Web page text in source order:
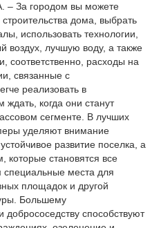
– За городом вы можете
дома, выбрать
использовать технологии,
воздух, лучшую воду, а также
соответственно, расходы на
связанные с
реализовать в
когда они станут
сегменте. В лучших
уделяют внимание
развитие поселка, а
которые становятся все
места для
площадок и другой
Большему
добрососедству способствуют